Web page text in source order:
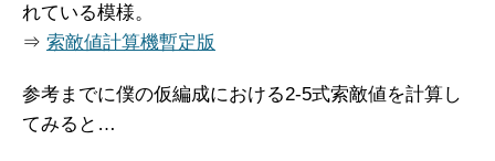
れている模様。
⇒ 索敵値計算機暫定版
参考までに僕の仮編成における2-5式索敵値を計算し
てみると…